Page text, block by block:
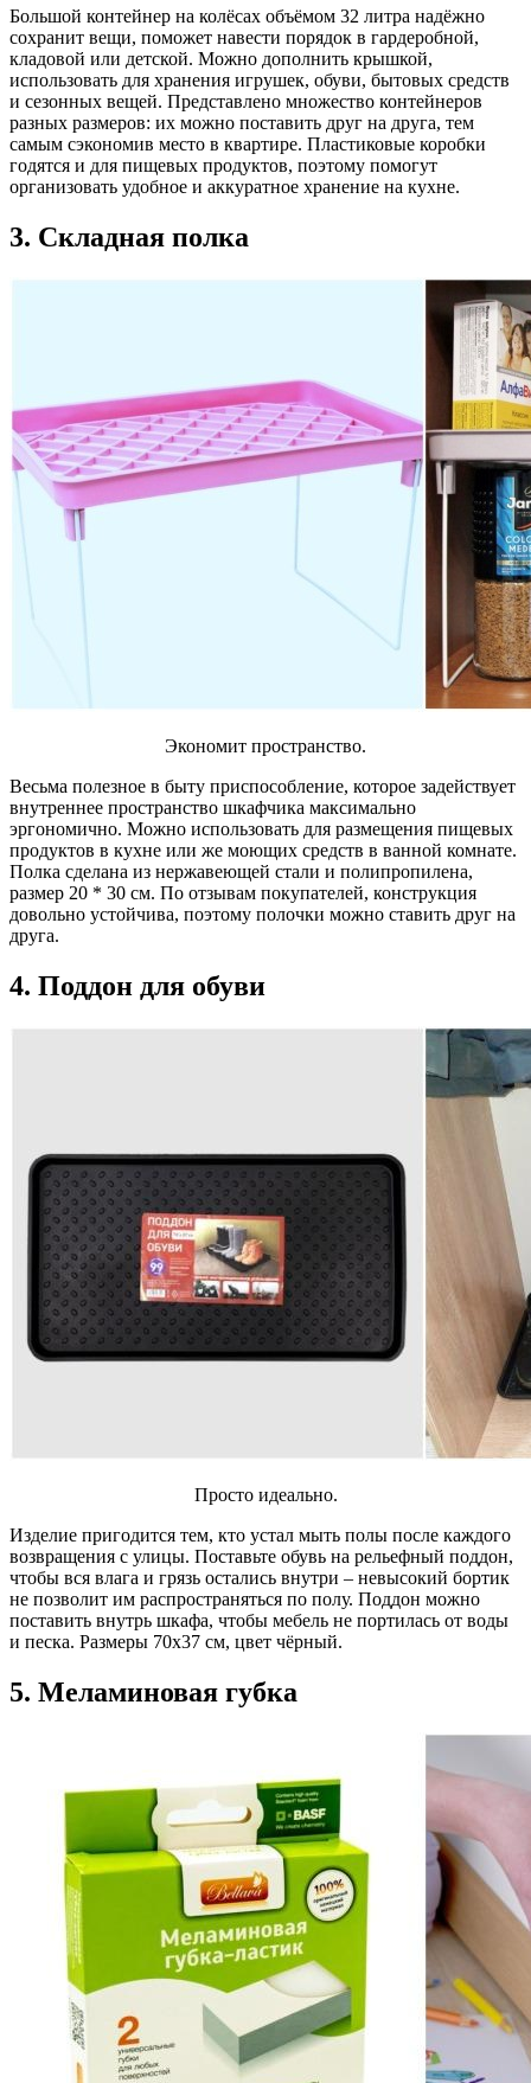
Большой контейнер на колёсах объёмом 32 литра надёжно
сохранит вещи, поможет навести порядок в гардеробной,
кладовой или детской. Можно дополнить крышкой,
использовать для хранения игрушек, обуви, бытовых средств
и сезонных вещей. Представлено множество контейнеров
разных размеров: их можно поставить друг на друга, тем
самым сэкономив место в квартире. Пластиковые коробки
годятся и для пищевых продуктов, поэтому помогут
организовать удобное и аккуратное хранение на кухне.
3. Складная полка
Экономит пространство.
Весьма полезное в быту приспособление, которое задействует
внутреннее пространство шкафчика максимально
эргономично. Можно использовать для размещения пищевых
продуктов в кухне или же моющих средств в ванной комнате.
Полка сделана из нержавеющей стали и полипропилена,
размер 20 * 30 см. По отзывам покупателей, конструкция
довольно устойчива, поэтому полочки можно ставить друг на
друга.
4. Поддон для обуви
Просто идеально.
Изделие пригодится тем, кто устал мыть полы после каждого
возвращения с улицы. Поставьте обувь на рельефный поддон,
чтобы вся влага и грязь остались внутри – невысокий бортик
не позволит им распространяться по полу. Поддон можно
поставить внутрь шкафа, чтобы мебель не портилась от воды
и песка. Размеры 70х37 см, цвет чёрный.
5. Меламиновая губка